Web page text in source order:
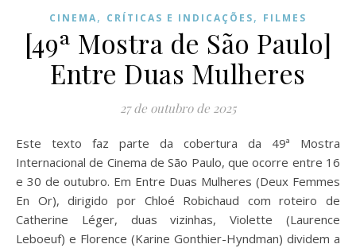
CINEMA, CRÍTICAS E INDICAÇÕES, FILMES
[49ª Mostra de São Paulo]
Entre Duas Mulheres
27 de outubro de 2025
Este texto faz parte da cobertura da 49ª Mostra
Internacional de Cinema de São Paulo, que ocorre entre 16
e 30 de outubro. Em Entre Duas Mulheres (Deux Femmes
En Or), dirigido por Chloé Robichaud com roteiro de
Catherine Léger, duas vizinhas, Violette (Laurence
Leboeuf) e Florence (Karine Gonthier-Hyndman) dividem a